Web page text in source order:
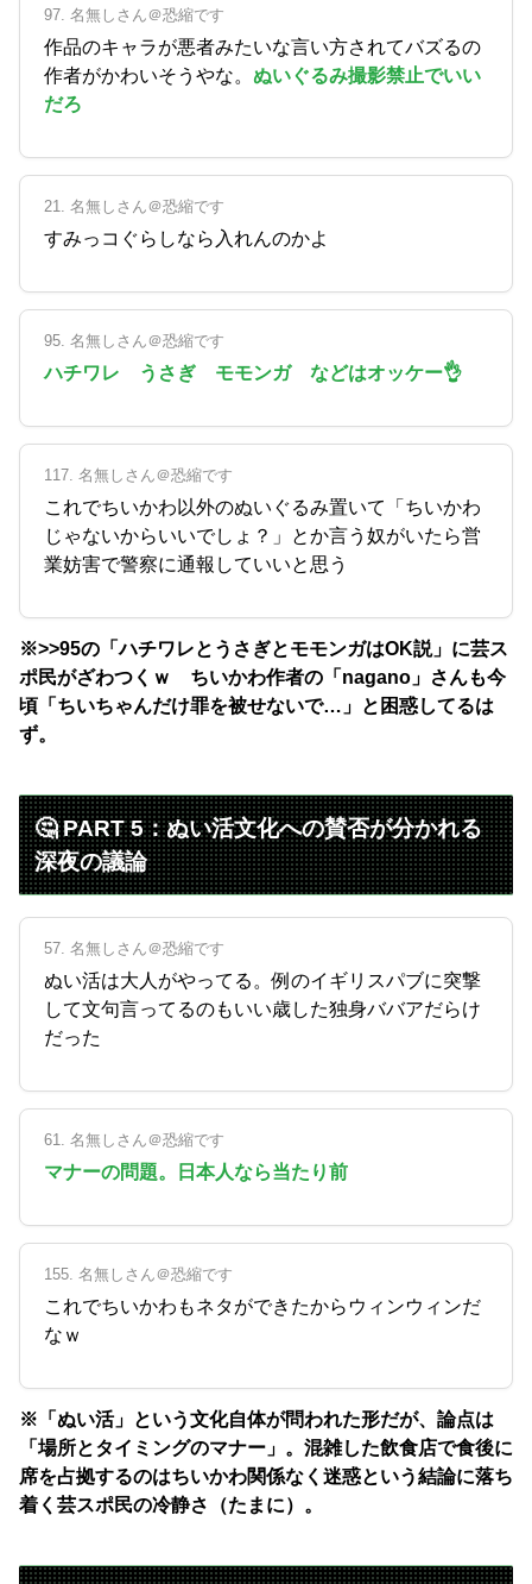
97. 名無しさん＠恐縮です
作品のキャラが悪者みたいな言い方されてバズるの
作者がかわいそうやな。 ぬいぐるみ撮影禁止でいい
だろ
21. 名無しさん＠恐縮です
すみっコぐらしなら入れんのかよ
95. 名無しさん＠恐縮です
ハチワレ うさぎ モモンガ などはオッケー👌
117. 名無しさん＠恐縮です
これでちいかわ以外のぬいぐるみ置いて「ちいかわ
じゃないからいいでしょ？」とか言う奴がいたら営
業妨害で警察に通報していいと思う
※>>95の「ハチワレとうさぎとモモンガはOK説」に芸ス
ポ民がざわつくｗ ちいかわ作者の「nagano」さんも今
頃「ちいちゃんだけ罪を被せないで…」と困惑してるは
ず。
🤔 PART 5：ぬい活文化への賛否が分かれる
深夜の議論
57. 名無しさん＠恐縮です
ぬい活は大人がやってる。例のイギリスパブに突撃
して文句言ってるのもいい歳した独身ババアだらけ
だった
61. 名無しさん＠恐縮です
マナーの問題。日本人なら当たり前
155. 名無しさん＠恐縮です
これでちいかわもネタができたからウィンウィンだ
なｗ
※「ぬい活」という文化自体が問われた形だが、論点は
「場所とタイミングのマナー」。混雑した飲食店で食後に
席を占拠するのはちいかわ関係なく迷惑という結論に落ち
着く芸スポ民の冷静さ（たまに）。